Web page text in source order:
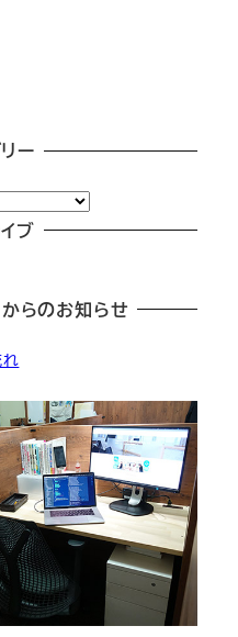
ー
ブ
らのお知らせ